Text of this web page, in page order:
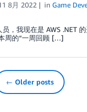
8月 2022 in Game
，我现在是 AWS .NET
周的“一周回顾 […]
← Older posts